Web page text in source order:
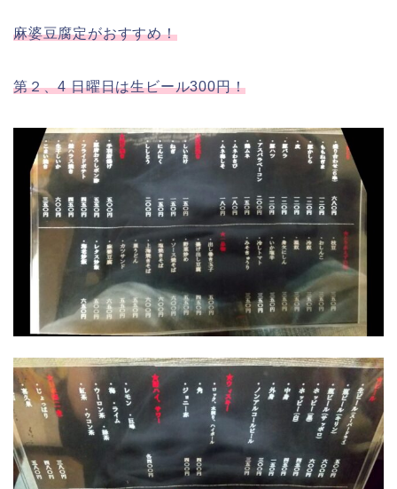
麻婆豆腐定がおすすめ！
第２、4 日曜日は生ビール300円！